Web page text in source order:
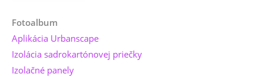
Fotoalbum
Aplikácia Urbanscape
Izolácia sadrokartónovej priečky
Izolačné panely